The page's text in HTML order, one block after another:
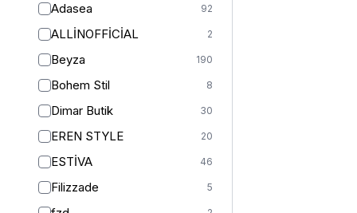
Adasea 92
ALLİNOFFİCİAL 2
Beyza 190
Bohem Stil 8
Dimar Butik 30
EREN STYLE 20
ESTİVA 46
Filizzade 5